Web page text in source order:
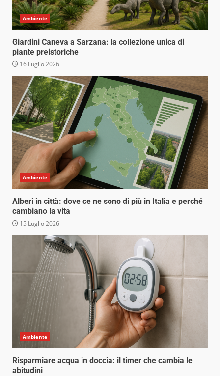
Ambiente
Giardini Caneva a Sarzana: la collezione unica di
piante preistoriche
16 Luglio 2026
Ambiente
Alberi in città: dove ce ne sono di più in Italia e perché
cambiano la vita
15 Luglio 2026
Ambiente
Risparmiare acqua in doccia: il timer che cambia le
abitudini